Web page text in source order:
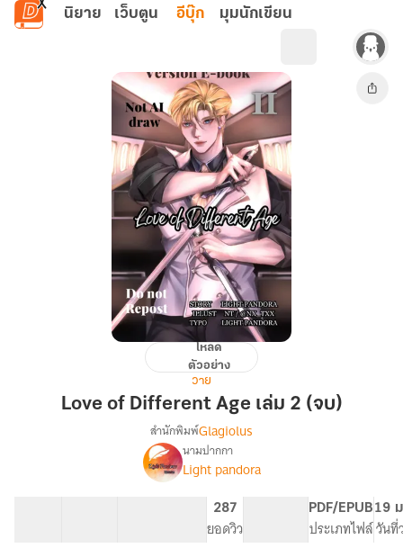
ข้ามไปยังเนื้อหาหลัก
นิยาย เว็บตูน อีบุ๊ก มุมนักเขียน
Different
โหลด
ตัวอย่าง
วาย
Love of Different Age เล่ม 2 (จบ)
เรื่องLove
of
Different
Age
สำนักพิมพ์Glagiolus
นามปากกา
Light pandora
287
ยอดวิว
PDF/EPUB
ประเภทไฟล์
19
วันที่